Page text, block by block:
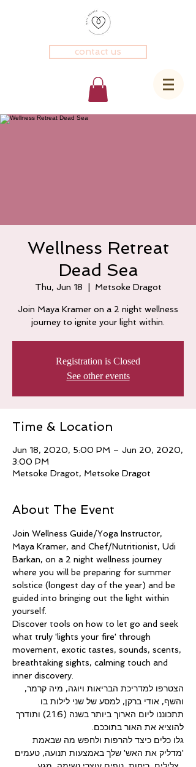
contact us
Wellness Retreat
Dead Sea
Thu, Jun 18 Metsoke Dragot
Join Maya Kramer on a 2 night wellness
journey to ignite your light within.
Registration is Closed
See other events
Time & Location
Jun 18, 2020, 5:00 PM – Jun 20, 2020,
3:00 PM
Metsoke Dragot, Metsoke Dragot
About The Event
Join Wellness Guide/Yoga Instructor,
Maya Kramer, and Chef/Nutritionist, Udi
Barkan, on a 2 night wellness journey
where you will be preparing for summer
solstice (longest day of the year) and be
guided into bringing out the light within
yourself.
Discover tools on how to let go and seek
what truly 'lights your fire' through
movement, exotic tastes, sounds, scents,
breathtaking sights, calming touch and
inner discovery.
הצטרפו למדריכת הבריאות ויוגה, מיה קרמר,
והשף, אודי ברקן, למסע של שני לילות בו
תתכוננו ליום הארוך ביותר בשנה (21.6) ותודרך
להוציא את האור בתוככם.
גלו כלים כיצד להרפות ולחפש מה שבאמת
'מדליק את האש' שלך באמצעות תנועה, טעמים